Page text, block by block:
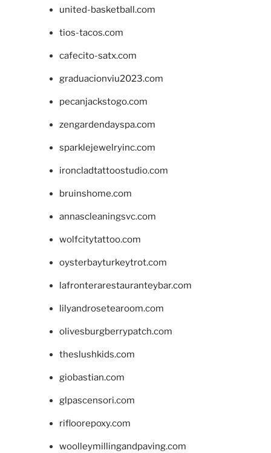
united-basketball.com
tios-tacos.com
cafecito-satx.com
graduacionviu2023.com
pecanjackstogo.com
zengardendayspa.com
sparklejewelryinc.com
ironcladtattoostudio.com
bruinshome.com
annascleaningsvc.com
wolfcitytattoo.com
oysterbayturkeytrot.com
lafronterarestauranteybar.com
lilyandrosetearoom.com
olivesburgberrypatch.com
theslushkids.com
giobastian.com
glpascensori.com
rifloorepoxy.com
woolleymillingandpaving.com